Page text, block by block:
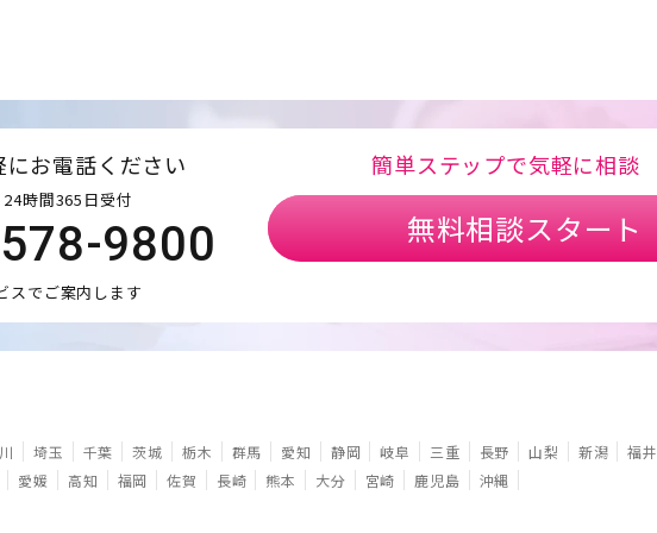
お電話ください
時間365日受付
9800
スでご案内します
簡単ステップで気軽に相談
無料相談スタート
埼玉 千葉 茨城 栃木 群馬 愛知 静岡 岐阜 三重 長野 山梨 新潟 福井
愛媛
高知 福岡 佐賀 長崎 熊本 大分 宮崎 鹿児島 沖縄